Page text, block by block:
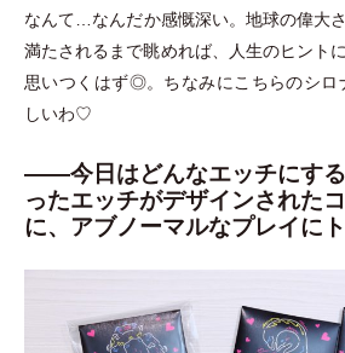
なんて…なんだか感慨深い。地球の偉大
満たされるまで眺めれば、人生のヒント
思いつくはず◎。ちなみにこちらのシロ
しいわ♡
――今日はどんなエッチにす
ったエッチがデザインされた
に、アブノーマルなプレイに